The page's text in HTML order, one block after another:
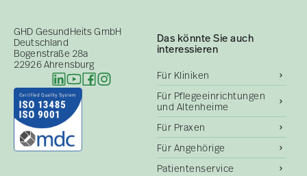
GHD GesundHeits GmbH
Deutschland
Bogenstraße 28a
22926 Ahrensburg
Das könnte Sie auch
interessieren
Für Kliniken
Für Pflegeeinrichtungen
und Altenheime
Für Praxen
Für Angehörige
Patientenservice